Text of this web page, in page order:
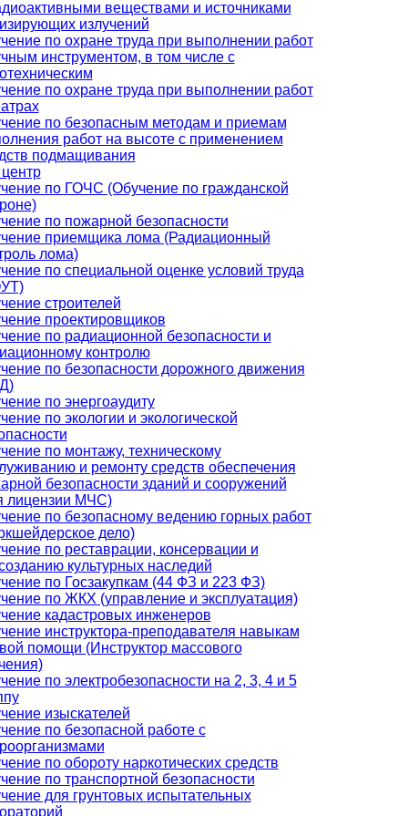
веществами и источниками
излучений
по охране труда при выполнении работ
инструментом, в том числе с
по охране труда при выполнении работ
по безопасным методам и приемам
работ на высоте с применением
подмащивания
по ГОЧС (Обучение по гражданской
по пожарной безопасности
приемщика лома (Радиационный
лома)
по специальной оценке условий труда
строителей
проектировщиков
по радиационной безопасности и
контролю
по безопасности дорожного движения
по энергоаудиту
по экологии и экологической
по монтажу, техническому
и ремонту средств обеспечения
безопасности зданий и сооружений
лицензии МЧС)
по безопасному ведению горных работ
дело)
по реставрации, консервации и
культурных наследий
по Госзакупкам (44 ФЗ и 223 ФЗ)
по ЖКХ (управление и эксплуатация)
кадастровых инженеров
инструктора-преподавателя навыкам
помощи (Инструктор массового
по электробезопасности на 2, 3, 4 и 5
изыскателей
по безопасной работе с
по обороту наркотических средств
по транспортной безопасности
для грунтовых испытательных